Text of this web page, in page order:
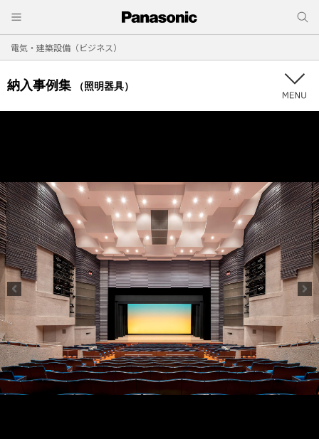
電気・建築設備（ビジネス）
納入事例集 （照明器具）